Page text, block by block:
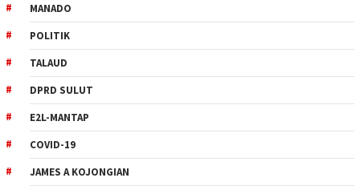
MANADO
POLITIK
TALAUD
DPRD SULUT
E2L-MANTAP
COVID-19
JAMES A KOJONGIAN